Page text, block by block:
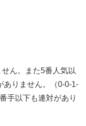
ん。また5番人気以
ありません。（0-0-1-
手以下も連対があり